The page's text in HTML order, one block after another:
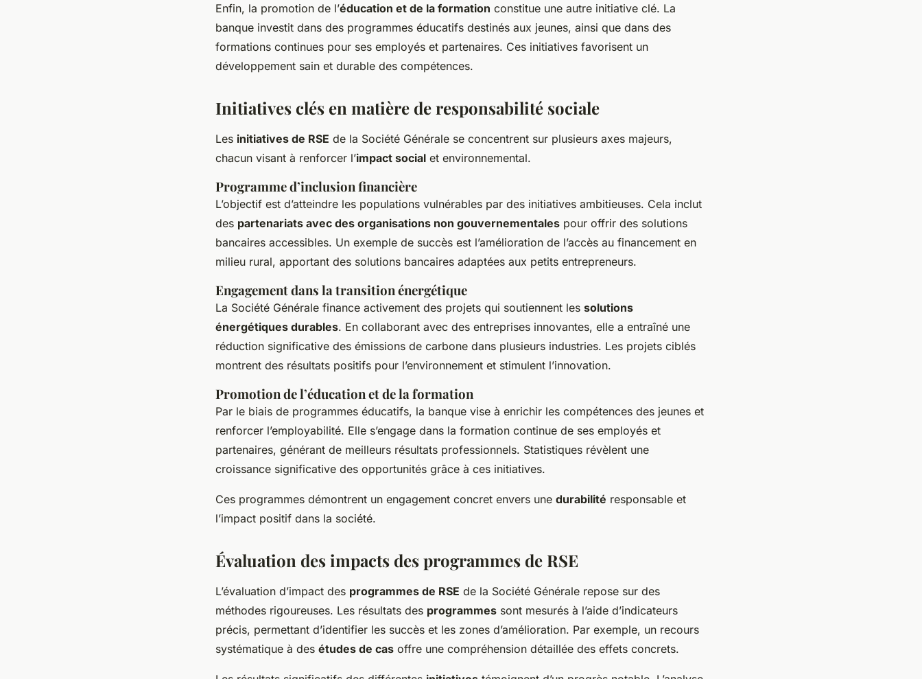
Enfin, la promotion de l’éducation et de la formation constitue une autre initiative clé. La
banque investit dans des programmes éducatifs destinés aux jeunes, ainsi que dans des
formations continues pour ses employés et partenaires. Ces initiatives favorisent un
développement sain et durable des compétences.
Initiatives clés en matière de responsabilité sociale
Les initiatives de RSE de la Société Générale se concentrent sur plusieurs axes majeurs,
chacun visant à renforcer l’impact social et environnemental.
Programme d’inclusion financière
L’objectif est d’atteindre les populations vulnérables par des initiatives ambitieuses. Cela inclut
des partenariats avec des organisations non gouvernementales pour offrir des solutions
bancaires accessibles. Un exemple de succès est l’amélioration de l’accès au financement en
milieu rural, apportant des solutions bancaires adaptées aux petits entrepreneurs.
Engagement dans la transition énergétique
La Société Générale finance activement des projets qui soutiennent les solutions
énergétiques durables. En collaborant avec des entreprises innovantes, elle a entraîné une
réduction significative des émissions de carbone dans plusieurs industries. Les projets ciblés
montrent des résultats positifs pour l’environnement et stimulent l’innovation.
Promotion de l’éducation et de la formation
Par le biais de programmes éducatifs, la banque vise à enrichir les compétences des jeunes et
renforcer l’employabilité. Elle s’engage dans la formation continue de ses employés et
partenaires, générant de meilleurs résultats professionnels. Statistiques révèlent une
croissance significative des opportunités grâce à ces initiatives.
Ces programmes démontrent un engagement concret envers une durabilité responsable et
l’impact positif dans la société.
Évaluation des impacts des programmes de RSE
L’évaluation d’impact des programmes de RSE de la Société Générale repose sur des
méthodes rigoureuses. Les résultats des programmes sont mesurés à l’aide d’indicateurs
précis, permettant d’identifier les succès et les zones d’amélioration. Par exemple, un recours
systématique à des études de cas offre une compréhension détaillée des effets concrets.